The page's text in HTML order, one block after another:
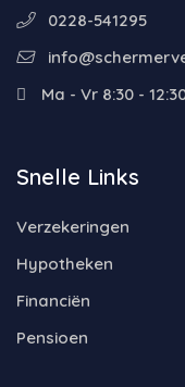
0228-541295
Ma - Vr 8:30 -
Snelle Links
Verzekeringen
Hypotheken
Financiën
Pensioen